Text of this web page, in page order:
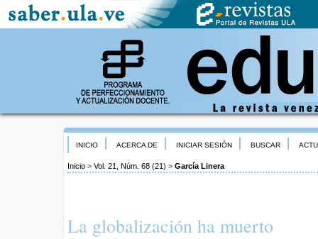
INICIO ACERCA DE INICIAR SESIÓN BUSCAR
Inicio > Vol. 21, Núm. 68 (21) > García Linera
La globalización ha muerto